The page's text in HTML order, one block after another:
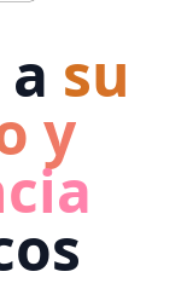
su
y